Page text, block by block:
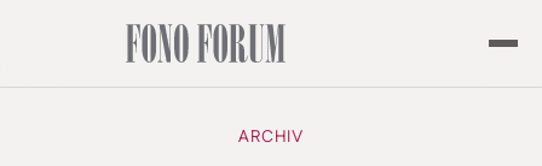
ARCHIV